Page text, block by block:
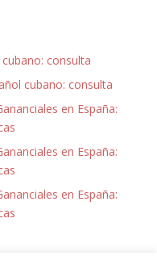
consulta
cubano: consulta
en España:
en España:
en España: